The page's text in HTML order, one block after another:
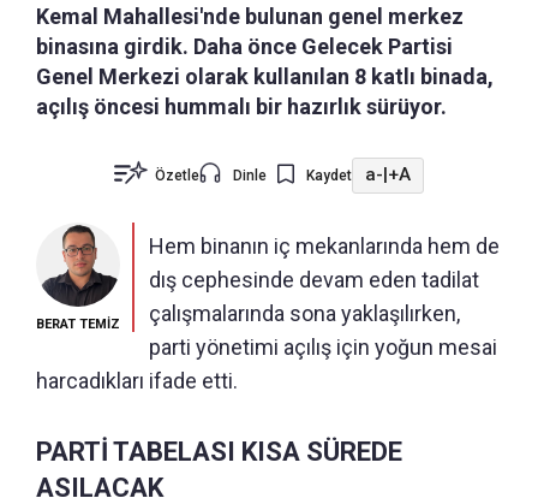
Kemal Mahallesi'nde bulunan genel merkez
binasına girdik. Daha önce Gelecek Partisi
Genel Merkezi olarak kullanılan 8 katlı binada,
açılış öncesi hummalı bir hazırlık sürüyor.
Özetle Dinle Kaydet a-|+A
BERAT TEMİZ
Hem binanın iç mekanlarında hem de
dış cephesinde devam eden tadilat
çalışmalarında sona yaklaşılırken,
parti yönetimi açılış için yoğun mesai
harcadıkları ifade etti.
PARTİ TABELASI KISA SÜREDE
ASILACAK